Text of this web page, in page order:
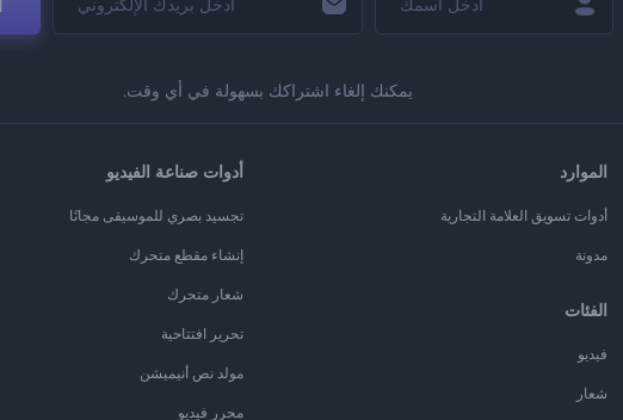
يمكنك إلغاء اشتراكك بسهولة في أي وقت.
الموارد
أدوات تسويق العلامة التجارية
مدونة
الفئات
فيديو
شعار
أدوات صناعة الفيديو
تجسيد بصري للموسيقى مجانًا
إنشاء مقطع متحرك
شعار متحرك
تحرير افتتاحية
مولد نص أنيميشن
محرر فيديو